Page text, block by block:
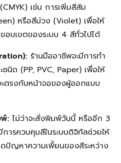
เช่น การเพิ่มสีส้ม
หรือสีม่วง (Violet) เพื่อให้
บเขตของระบบ 4 สีทั่วไปได้
ร้านมืออาชีพจะมีการทำ
นิด (PP, PVC, Paper) เพื่อให้
ตรงกับหน้าจอของผู้ออกแบบ
พ์: ไม่ว่าจะสั่งพิมพ์วันนี้ หรืออีก 3
ารควบคุมสีในระบบดิจิทัลช่วยให้
ปัญหาความเพี้ยนของสีระหว่าง